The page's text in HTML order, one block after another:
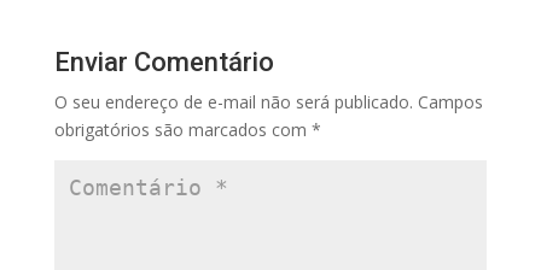
Enviar Comentário
O seu endereço de e-mail não será publicado. Campos
obrigatórios são marcados com *